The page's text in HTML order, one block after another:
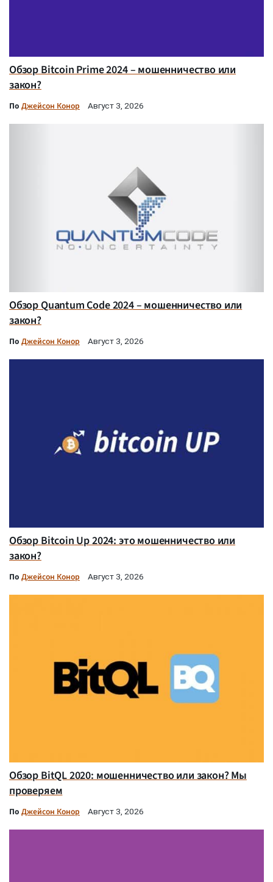
Обзор Bitcoin Prime 2024 – мошенничество или
закон?
По Джейсон Конор Август 3, 2026
Обзор Quantum Code 2024 – мошенничество или
закон?
По Джейсон Конор Август 3, 2026
Обзор Bitcoin Up 2024: это мошенничество или
закон?
По Джейсон Конор Август 3, 2026
Обзор BitQL 2020: мошенничество или закон? Мы
проверяем
По Джейсон Конор Август 3, 2026